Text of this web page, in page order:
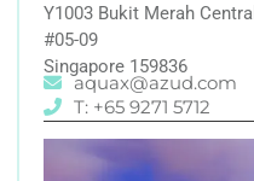
Y1003 Bukit Merah Central
#05-09
Singapore 159836
aquax@azud.com
T: +65 9271 5712